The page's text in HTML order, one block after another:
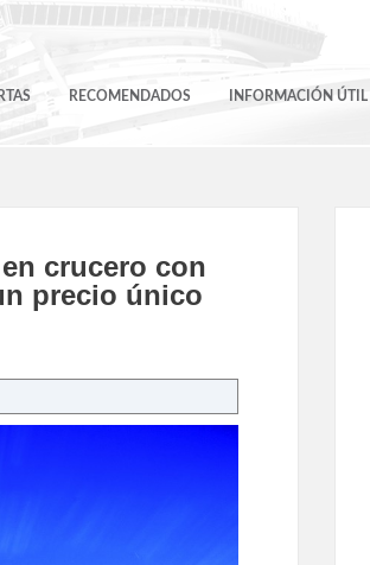
RECOMENDADOS INFORMACIÓN ÚTIL
crucero con
precio único